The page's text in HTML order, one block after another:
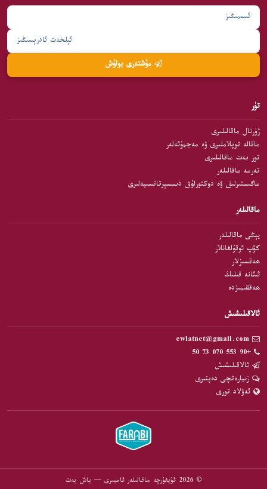
تۈر
ژۇرنال ماقالىلىرى
ماقالە توپلاملىرى ۋە مەجمۇئەلەر
تور بەت ماقالىلىرى
تەرمە ماقالىلەر
ماگىستىرلىق ۋە دوكتورلۇق دىسسېرتاتسىيەلىرى
ماقالىلەر
يېڭى ماقالىلەر
كۆپ ئوقۇلغانلار
ھەقسىزلار
ئىئانە قىلىڭ
ھەققىمىزدە
ئالاقىلىشىش
+90 553 070 73 50
ئالاقىلىشىش
زىيارەتچى دەپتىرى
ئەۋلاد تورى
© 2026 ئۇيغۇرچە ماقالىلەر ئامبىرى — باش بەت